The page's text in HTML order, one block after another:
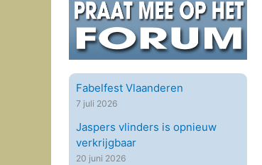
Fabelfest Vlaanderen
7 juli 2026
Jaspers vlinders is opnieuw
verkrijgbaar
20 juni 2026